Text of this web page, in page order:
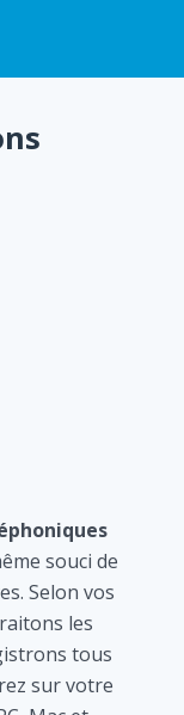
souci de
Selon vos
les
tous
sur votre